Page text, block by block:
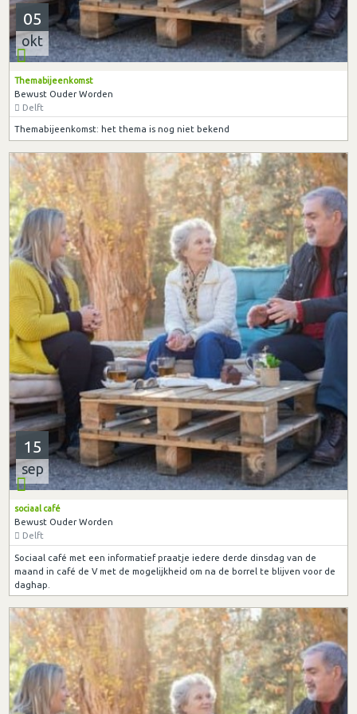
05
okt
Themabijeenkomst
Bewust Ouder Worden
Delft
Themabijeenkomst: het thema is nog niet bekend
15
sep
sociaal café
Bewust Ouder Worden
Delft
Sociaal café met een informatief praatje iedere derde dinsdag van de
maand in café de V met de mogelijkheid om na de borrel te blijven voor de
daghap.